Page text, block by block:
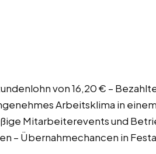
von 16,20 € –
Arbeitsklima in
Mitarbeiterevents und
– Übernahmechancen in